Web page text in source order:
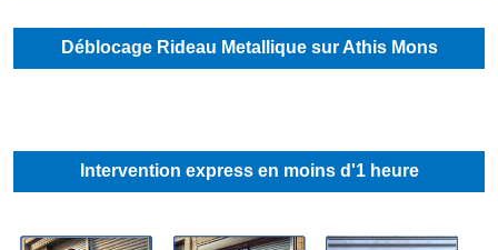
Déblocage Rideau Metallique sur Athis Mons
Intervention express en moins d'1 heure